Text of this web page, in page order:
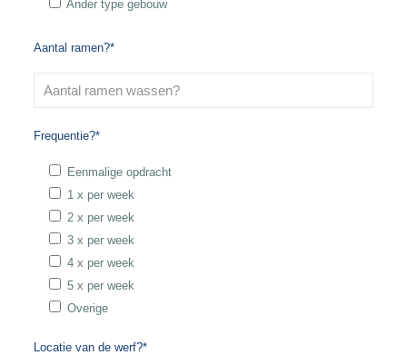
Ander type gebouw
Aantal ramen?*
Frequentie?*
Eenmalige opdracht
1 x per week
2 x per week
3 x per week
4 x per week
5 x per week
Overige
Locatie van de werf?*